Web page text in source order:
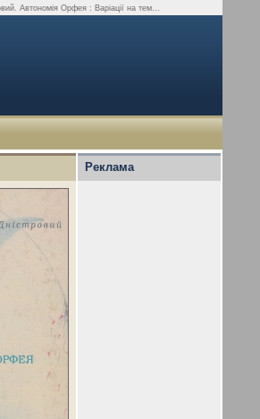
Автономія Орфея : Варіації на тем...
Реклама